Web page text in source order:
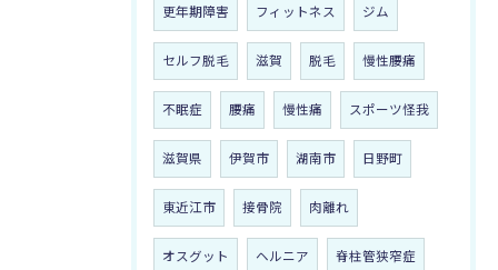
更年期障害 フィットネス ジム
セルフ脱毛 滋賀 脱毛 慢性腰痛
不眠症 腰痛 慢性痛 スポーツ怪我
滋賀県 伊賀市 湖南市 日野町
東近江市 接骨院 肉離れ
オスグット ヘルニア 脊柱管狭窄症